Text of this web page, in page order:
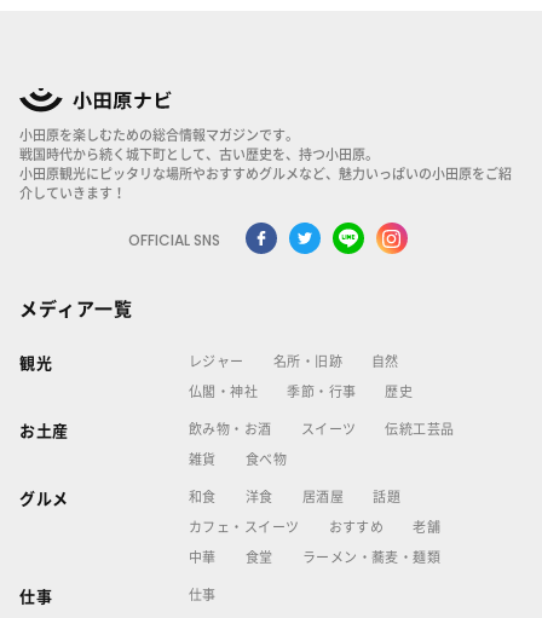
小田原を楽しむための総合情報マガジンです。
戦国時代から続く城下町として、古い歴史を、持つ小田原。
小田原観光にピッタリな場所やおすすめグルメなど、魅力いっぱいの小田原をご紹
介していきます！
OFFICIAL SNS
メディア一覧
観光 レジャー 名所・旧跡 自然
仏閣・神社 季節・行事 歴史
お土産 飲み物・お酒 スイーツ 伝統工芸品
雑貨 食べ物
グルメ 和食 洋食 居酒屋 話題
カフェ・スイーツ おすすめ 老舗
中華 食堂 ラーメン・蕎麦・麺類
仕事 仕事